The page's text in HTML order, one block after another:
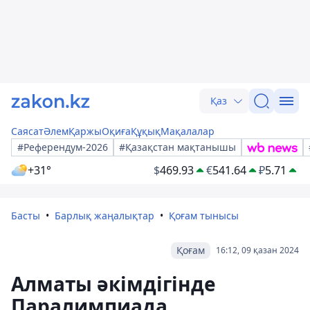
Қаз
СаясатӘлемҚаржыОқиғаҚұқықМақалалар
#Референдум-2026
#Қазақстан мақтанышы
+31° $469.93 €541.64 ₽5.71
Басты Барлық жаңалықтар Қоғам тынысы
16:12, 09 қазан 2024
Қоғам
Алматы әкімдігінде